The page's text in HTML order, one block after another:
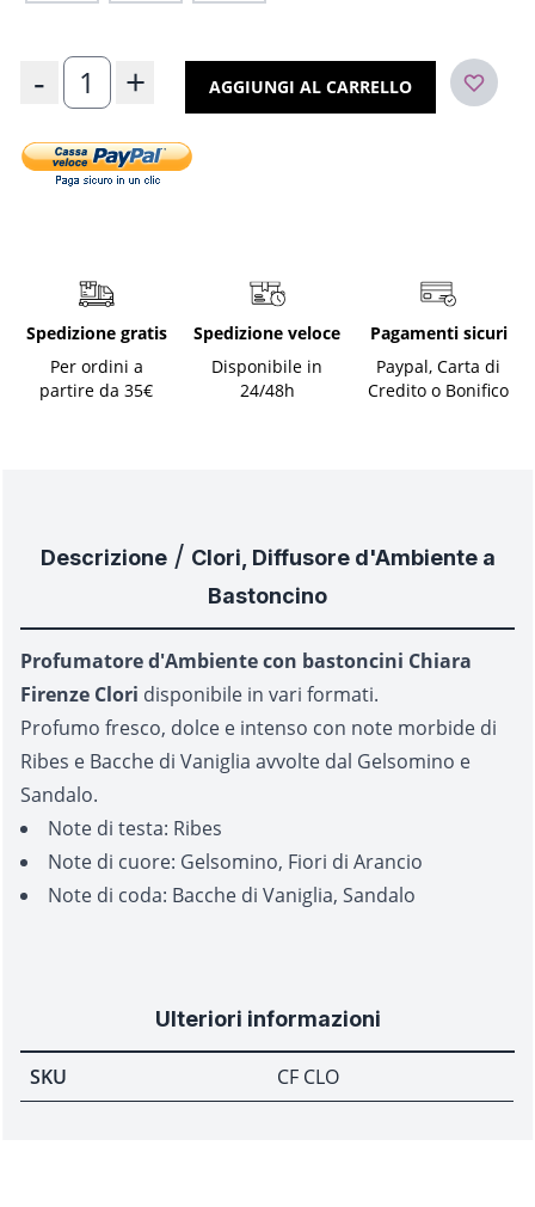
Quantità
- + AGGIUNGI AL CARRELLO
Spedizione gratis
Per ordini a
partire da 35€
Spedizione veloce
Disponibile in
24/48h
Pagamenti sicuri
Paypal, Carta di
Credito o Bonifico
Descrizione/ Clori, Diffusore d'Ambiente a
Bastoncino
Profumatore d'Ambiente con bastoncini Chiara
Firenze Clori disponibile in vari formati.
Profumo fresco, dolce e intenso con note morbide di
Ribes e Bacche di Vaniglia avvolte dal Gelsomino e
Sandalo.
Note di testa: Ribes
Note di cuore: Gelsomino, Fiori di Arancio
Note di coda: Bacche di Vaniglia, Sandalo
Ulteriori informazioni
SKU CF CLO